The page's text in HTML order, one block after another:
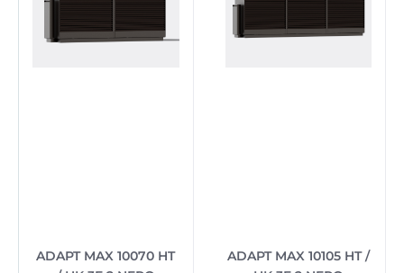
ADAPT MAX 10070 HT
ADAPT MAX 10105 HT /